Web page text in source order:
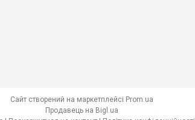
Сайт створений на маркетплейсі Prom.ua
Продавець на Bigl.ua